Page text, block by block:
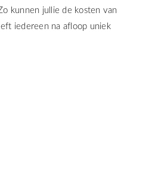
kunnen jullie de kosten van
iedereen na afloop uniek